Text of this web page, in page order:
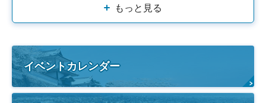
もっと見る
イベントカレンダー